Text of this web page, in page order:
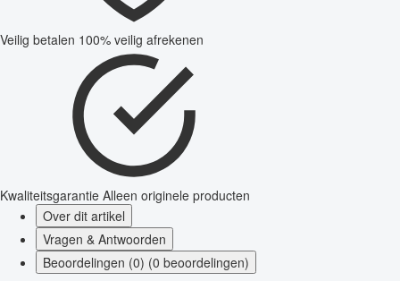
Veilig betalen 100% veilig afrekenen
Kwaliteitsgarantie Alleen originele producten
Over dit artikel
Vragen & Antwoorden
Beoordelingen (0) (0 beoordelingen)